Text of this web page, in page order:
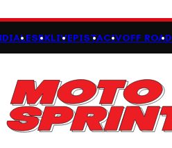
SBKLIVEPISTACIVOFF ROAD